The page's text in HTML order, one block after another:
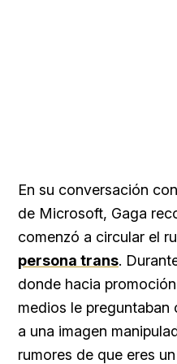
En su conversación
de Microsoft, Gaga
comenzó a circular el
persona trans.
donde hacia
medios le preguntaban
a una imagen
rumores de que eres